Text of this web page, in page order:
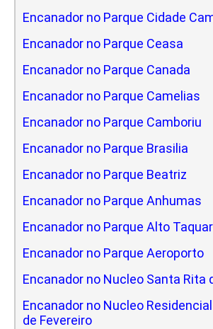
Encanador no Parque Cidade
Encanador no Parque Ceasa
Encanador no Parque Canada
Encanador no Parque Camelias
Encanador no Parque Camboriu
Encanador no Parque Brasilia
Encanador no Parque Beatriz
Encanador no Parque Anhumas
Encanador no Parque Alto
Encanador no Parque Aeroporto
Encanador no Nucleo Santa Rita
Encanador no Nucleo
de Fevereiro